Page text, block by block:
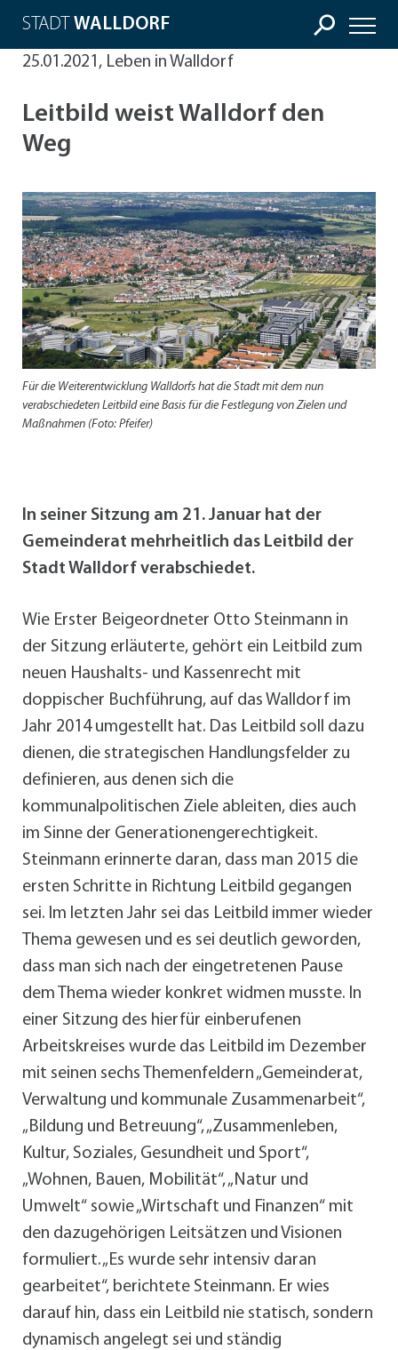
STADT WALLDORF
25.01.2021, Leben in Walldorf
Leitbild weist Walldorf den
Weg
Für die Weiterentwicklung Walldorfs hat die Stadt mit dem nun
verabschiedeten Leitbild eine Basis für die Festlegung von Zielen und
Maßnahmen (Foto: Pfeifer)
In seiner Sitzung am 21. Januar hat der
Gemeinderat mehrheitlich das Leitbild der
Stadt Walldorf verabschiedet.
Wie Erster Beigeordneter Otto Steinmann in
der Sitzung erläuterte, gehört ein Leitbild zum
neuen Haushalts- und Kassenrecht mit
doppischer Buchführung, auf das Walldorf im
Jahr 2014 umgestellt hat. Das Leitbild soll dazu
dienen, die strategischen Handlungsfelder zu
definieren, aus denen sich die
kommunalpolitischen Ziele ableiten, dies auch
im Sinne der Generationengerechtigkeit.
Steinmann erinnerte daran, dass man 2015 die
ersten Schritte in Richtung Leitbild gegangen
sei. Im letzten Jahr sei das Leitbild immer wieder
Thema gewesen und es sei deutlich geworden,
dass man sich nach der eingetretenen Pause
dem Thema wieder konkret widmen musste. In
einer Sitzung des hierfür einberufenen
Arbeitskreises wurde das Leitbild im Dezember
mit seinen sechs Themenfeldern „Gemeinderat,
Verwaltung und kommunale Zusammenarbeit“,
„Bildung und Betreuung“, „Zusammenleben,
Kultur, Soziales, Gesundheit und Sport“,
„Wohnen, Bauen, Mobilität“, „Natur und
Umwelt“ sowie „Wirtschaft und Finanzen“ mit
den dazugehörigen Leitsätzen und Visionen
formuliert. „Es wurde sehr intensiv daran
gearbeitet“, berichtete Steinmann. Er wies
darauf hin, dass ein Leitbild nie statisch, sondern
dynamisch angelegt sei und ständig